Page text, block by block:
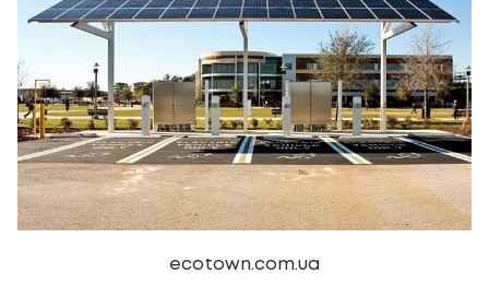
ecotown.com.ua